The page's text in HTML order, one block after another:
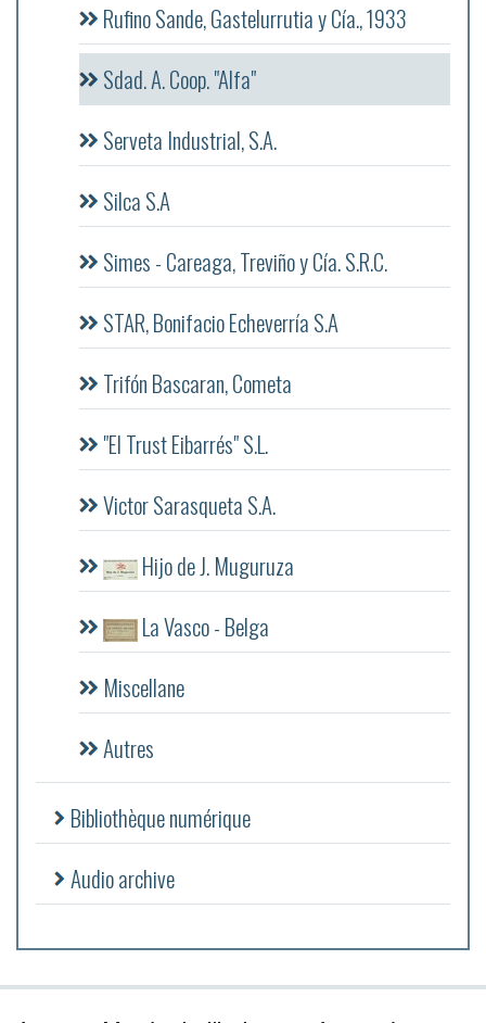
Rufino Sande, Gastelurrutia y Cía., 1933
Sdad. A. Coop. "Alfa"
Serveta Industrial, S.A.
Silca S.A
Simes - Careaga, Treviño y Cía. S.R.C.
STAR, Bonifacio Echeverría S.A
Trifón Bascaran, Cometa
"El Trust Eibarrés" S.L.
Victor Sarasqueta S.A.
Hijo de J. Muguruza
La Vasco - Belga
Miscellane
Autres
Bibliothèque numérique
Audio archive